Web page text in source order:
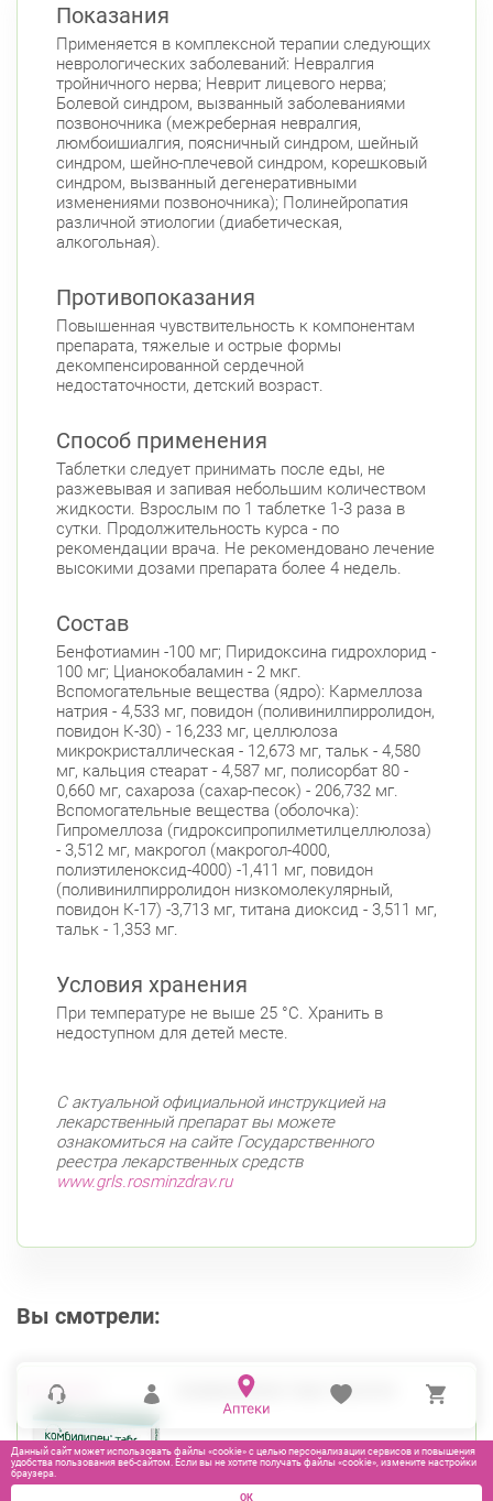
Невский район
ул. Дыбенко ул., д. 8, к. 3 Круглосуточно
Улица Дыбенко
Подвойского 6/5 (Белышева, 5) 8:00-22:00
Проспект Большевиков Улица Дыбенко
Петроградский район
Чкаловский пр., д. 60 Круглосуточно
Петроградская
Приморский район
Туристская ул., д.28 к.1 Круглосуточно
Беговая
Савушкина ул., д.143 Круглосуточно
Комендантский пр., д. 34 к. 1
Комендантский пр.
Коломяжский пр. 26 (Аллея Поликарпова, д.
2)
Круглосуточно
Пионерская
Фрунзенский район
Дунайский пр., д. 34/16 Круглосуточно
Дунайская
Белы Куна, д.1, к.1 8:00-22:00
Бухарестская Международная
Показания
Применяется в комплексной терапии следующих
неврологических заболеваний: Невралгия
тройничного нерва; Неврит лицевого нерва;
Болевой синдром, вызванный заболеваниями
позвоночника (межреберная невралгия,
люмбоишиалгия, поясничный синдром, шейный
синдром, шейно-плечевой синдром, корешковый
синдром, вызванный дегенеративными
изменениями позвоночника); Полинейропатия
различной этиологии (диабетическая,
алкогольная).
Противопоказания
Повышенная чувствительность к компонентам
препарата, тяжелые и острые формы
декомпенсированной сердечной
недостаточности, детский возраст.
Способ применения
Таблетки следует принимать после еды, не
разжевывая и запивая небольшим количеством
жидкости. Взрослым по 1 таблетке 1-3 раза в
сутки. Продолжительность курса - по
рекомендации врача. Не рекомендовано лечение
высокими дозами препарата более 4 недель.
Состав
Бенфотиамин -100 мг; Пиридоксина гидрохлорид -
100 мг; Цианокобаламин - 2 мкг.
Вспомогательные вещества (ядро): Кармеллоза
натрия - 4,533 мг, повидон (поливинилпирролидон,
повидон К-30) - 16,233 мг, целлюлоза
микрокристаллическая - 12,673 мг, тальк - 4,580
мг, кальция стеарат - 4,587 мг, полисорбат 80 -
0,660 мг, сахароза (сахар-песок) - 206,732 мг.
Вспомогательные вещества (оболочка):
Гипромеллоза (гидроксипропилметилцеллюлоза)
- 3,512 мг, макрогол (макрогол-4000,
полиэтиленоксид-4000) -1,411 мг, повидон
(поливинилпирролидон низкомолекулярный,
повидон К-17) -3,713 мг, титана диоксид - 3,511 мг,
тальк - 1,353 мг.
Условия хранения
При температуре не выше 25 °С. Хранить в
недоступном для детей месте.
С актуальной официальной инструкцией на
лекарственный препарат вы можете
ознакомиться на сайте Государственного
реестра лекарственных средств
www.grls.rosminzdrav.ru
Вы смотрели:
КОМБИЛИПЕН ТАБС ТАБ №30
Данный сайт может использовать файлы «cookie» с целью персонализации сервисов и повышения
удобства пользования веб-сайтом. Если вы не хотите получать файлы «cookie», измените настройки
браузера.
ОК